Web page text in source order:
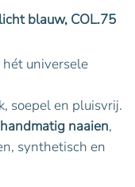
blauw, COL.75
hét universele
soepel en pluisvrij.
naaien,
synthetisch en